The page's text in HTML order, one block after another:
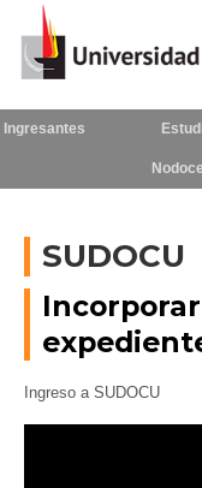
La UNLPam
Consejo Superior
Rectorado /
Facultades
Contacto
Ingresantes
SUDOCU
Ingreso a SUDOCU